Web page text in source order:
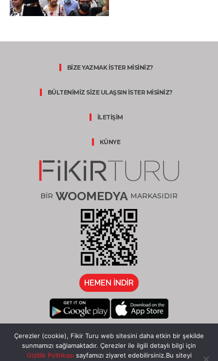
BİZE YAZMAK İSTER MİSİNİZ?
BÜLTENİMİZ SİZE ULAŞSIN İSTER MİSİNİZ?
İLETİŞİM
KÜNYE
BİR WOOMEDYA MARKASIDIR
HEMEN İNDİR
Çerezler (cookie), Fikir Turu web sitesini daha etkin bir şekilde
sunmamızı sağlamaktadır. Çerezler ile ilgili detaylı bilgi için
Gizlilik Politikası sayfamızı ziyaret edebilirsiniz.Bu siteyi